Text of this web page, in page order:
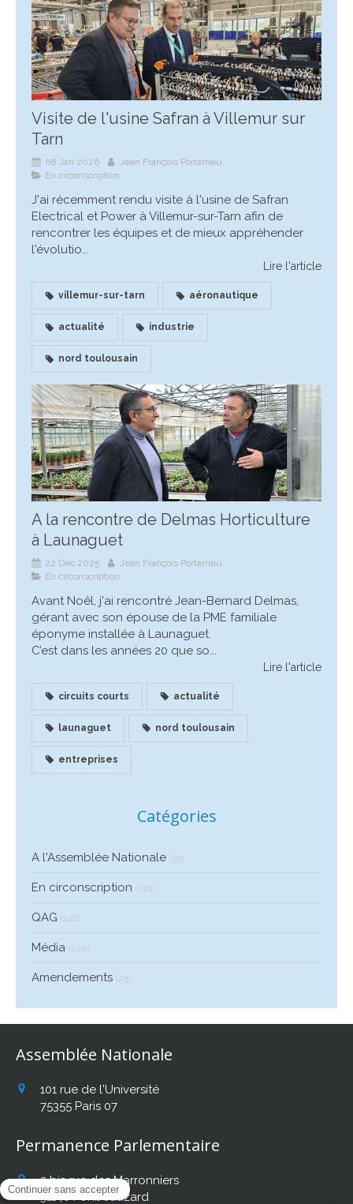
Visite de l'usine Safran à Villemur sur
Tarn
08 Jan 2026
Jean François Portarrieu
En circonscription
J'ai récemment rendu visite à l'usine de Safran
Electrical et Power à Villemur-sur-Tarn afin de
rencontrer les équipes et de mieux appréhender
l'évolutio...
Lire l'article
villemur-sur-tarn aéronautique
actualité industrie
nord toulousain
A la rencontre de Delmas Horticulture
à Launaguet
22 Déc 2025
Jean François Portarrieu
En circonscription
Avant Noêl, j'ai rencontré Jean-Bernard Delmas,
gérant avec son épouse de la PME familiale
éponyme installée à Launaguet.
C’est dans les années 20 que so...
Lire l'article
circuits courts actualité
launaguet nord toulousain
entreprises
Catégories
A l'Assemblée Nationale (35)
En circonscription (281)
QAG (126)
Média (100)
Amendements (25)
Assemblée Nationale
101 rue de l'Université
75355 Paris 07
Permanence Parlementaire
2 bis rue des Marronniers
31140 Fonbeauzard